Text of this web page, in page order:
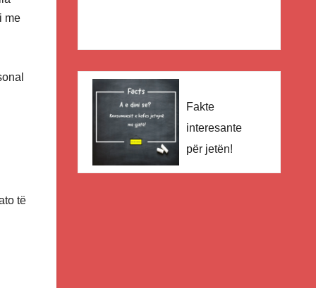
me
të
Fakte
interesante
për jetën!